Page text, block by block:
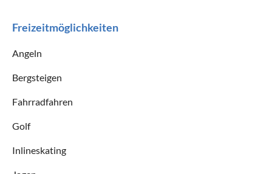
Freizeitmöglichkeiten
Angeln
Bergsteigen
Fahrradfahren
Golf
Inlineskating